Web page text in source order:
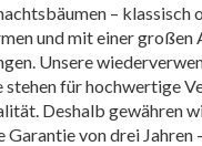
– klassisch
und mit einer großen
Unsere
stehen für hochwertige
Deshalb gewähren
Garantie von drei Jahren